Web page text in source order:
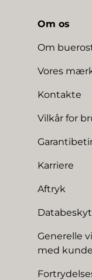
Om os
Om
Vores
Kontakte
Vilkår for
Karriere
Aftryk
Generelle
med